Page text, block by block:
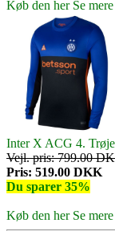
Køb den herSe
Inter X ACG 4.
Vejl. pris: 799.00
Pris: 519.00 DKK
Du sparer 35%
Køb den herSe